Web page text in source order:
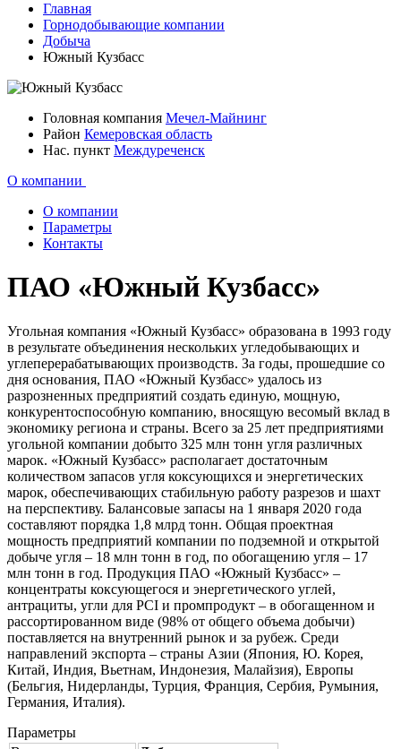
Главная
Горнодобывающие компании
Добыча
Южный Кузбасс
Головная компания Мечел-Майнинг
Район Кемеровская область
Нас. пункт Междуреченск
О компании
О компании
Параметры
Контакты
ПАО «Южный Кузбасс»
Угольная компания «Южный Кузбасс» образована в 1993 году
в результате объединения нескольких угледобывающих и
углеперерабатывающих производств. За годы, прошедшие со
дня основания, ПАО «Южный Кузбасс» удалось из
разрозненных предприятий создать единую, мощную,
конкурентоспособную компанию, вносящую весомый вклад в
экономику региона и страны. Всего за 25 лет предприятиями
угольной компании добыто 325 млн тонн угля различных
марок. «Южный Кузбасс» располагает достаточным
количеством запасов угля коксующихся и энергетических
марок, обеспечивающих стабильную работу разрезов и шахт
на перспективу. Балансовые запасы на 1 января 2020 года
составляют порядка 1,8 млрд тонн. Общая проектная
мощность предприятий компании по подземной и открытой
добыче угля – 18 млн тонн в год, по обогащению угля – 17
млн тонн в год. Продукция ПАО «Южный Кузбасс» –
концентраты коксующегося и энергетического углей,
антрациты, угли для PCI и промпродукт – в обогащенном и
рассортированном виде (98% от общего объема добычи)
поставляется на внутренний рынок и за рубеж. Среди
направлений экспорта – страны Азии (Япония, Ю. Корея,
Китай, Индия, Вьетнам, Индонезия, Малайзия), Европы
(Бельгия, Нидерланды, Турция, Франция, Сербия, Румыния,
Германия, Италия).
Параметры